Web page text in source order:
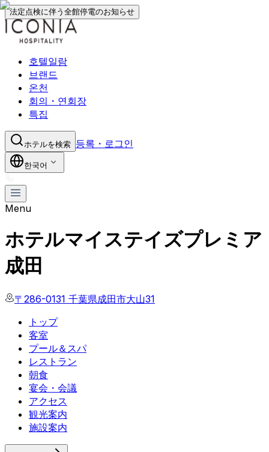
法定点検に伴う全館停電のお知らせ
호텔일람
브랜드
온천
회의・연회장
특집
ホテルを検索 등록・로그인
한국어
Menu
ホテルマイステイズプレミア
成田
〒286-0131 千葉県成田市大山31
トップ
客室
プール＆スパ
レストラン
朝食
宴会・会議
アクセス
観光案内
施設案内